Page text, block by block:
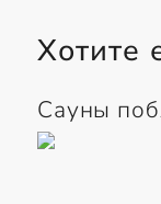
Хотите
Сауны